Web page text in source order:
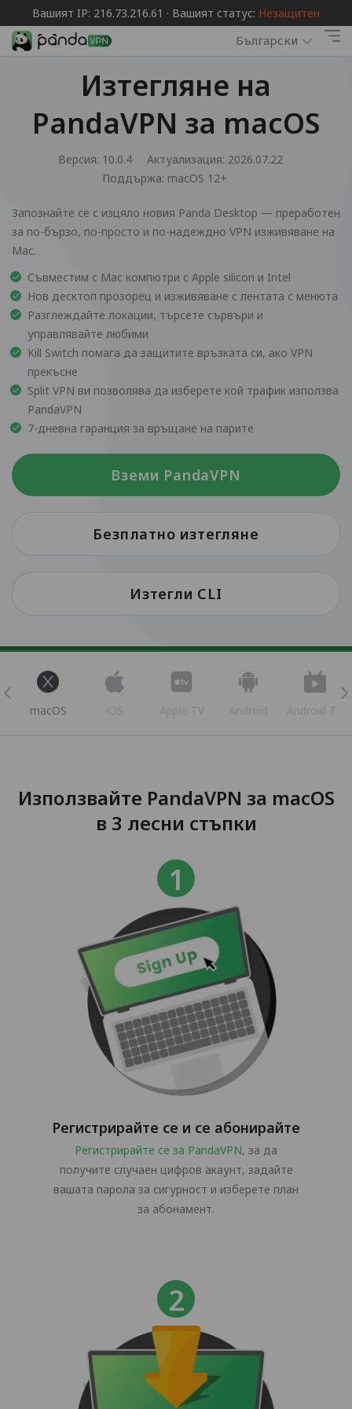
Вашият IP: 216.73.216.61 · Вашият статус: Незащитен
Български
Изтегляне на
PandaVPN за macOS
Версия: 10.0.4
Актуализация: 2026.07.22
Поддържа: macOS 12+
Запознайте се с изцяло новия Panda Desktop — преработен
за по-бързо, по-просто и по-надеждно VPN изживяване на
Mac.
Съвместим с Mac компютри с Apple silicon и Intel
Нов десктоп прозорец и изживяване с лентата с менюта
Разглеждайте локации, търсете сървъри и
управлявайте любими
Kill Switch помага да защитите връзката си, ако VPN
прекъсне
Split VPN ви позволява да изберете кой трафик използва
PandaVPN
7-дневна гаранция за връщане на парите
Вземи PandaVPN
Безплатно изтегляне
Изтегли CLI
macOS iOS Apple TV Android Android TV
Използвайте PandaVPN за macOS
в 3 лесни стъпки
Регистрирайте се и се абонирайте
Регистрирайте се за PandaVPN, за да
получите случаен цифров акаунт, задайте
вашата парола за сигурност и изберете план
за абонамент.